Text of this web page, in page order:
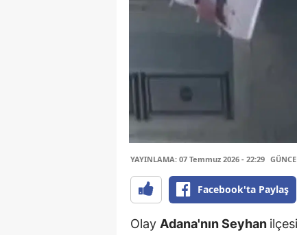
YAYINLAMA: 07 Temmuz 2026 - 22:29
Facebook'ta Paylaş
Olay Adana'nın Seyhan